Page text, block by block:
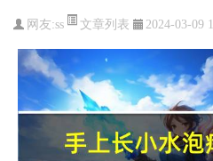
网友:ss 文章列表 2024-03-09